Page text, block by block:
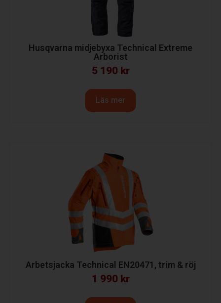
Husqvarna midjebyxa Technical Extreme
Arborist
5 190 kr
Läs mer
Arbetsjacka Technical EN20471, trim & röj
1 990 kr